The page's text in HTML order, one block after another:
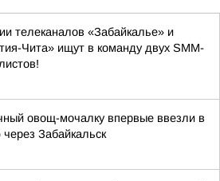
телеканалов «Забайкалье» и
Чита» ищут в команду двух SMM-
овощ-мочалку впервые ввезли в
Забайкальск